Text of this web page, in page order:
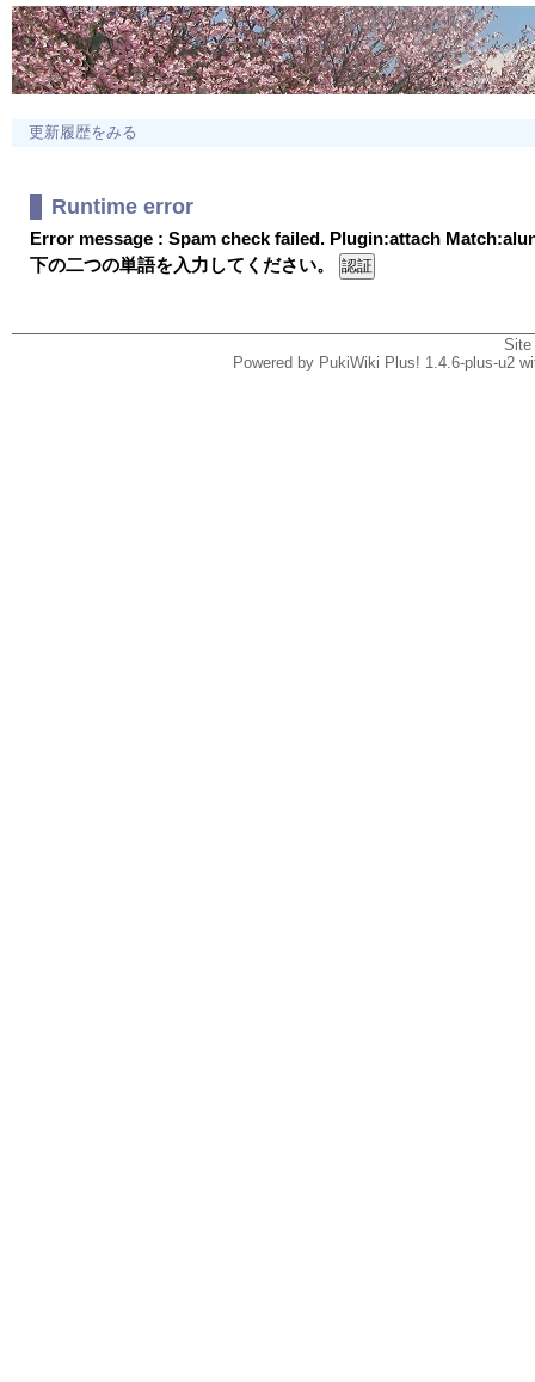
更新履歴をみる
Runtime error
Error message : Spam check failed. Plugin:attach
下の二つの単語を入力してください。
Powered by PukiWiki Plus! 1.4.6-plus-u2